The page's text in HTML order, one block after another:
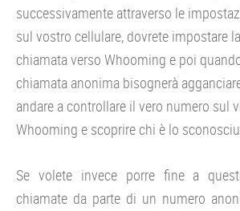
successivamente attraverso le
sul vostro cellulare, dovrete impostare
chiamata verso Whooming e poi
chiamata anonima bisognerà
andare a controllare il vero numero sul
Whooming e scoprire chi è lo
Se volete invece porre fine a
chiamate da parte di un numero